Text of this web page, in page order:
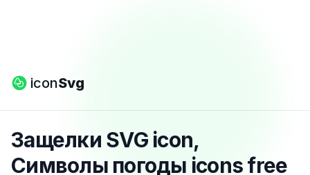
iconSvg
Защелки SVG icon,
Символы погоды icons free